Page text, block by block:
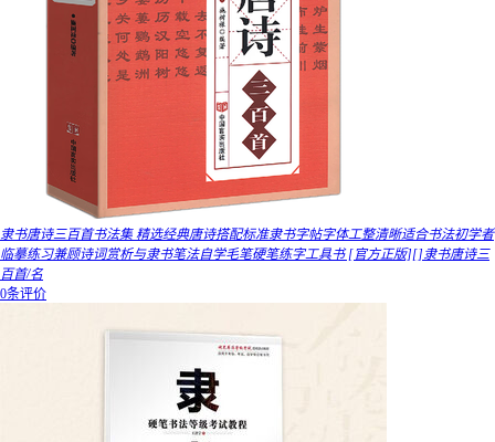
隶书唐诗三百首书法集 精选经典唐诗搭配标准隶书字帖字体工整清晰适合书法初学者
临摹练习兼顾诗词赏析与隶书笔法自学毛笔硬笔练字工具书 [官方正版][]隶书唐诗三
百首/名
0条评价